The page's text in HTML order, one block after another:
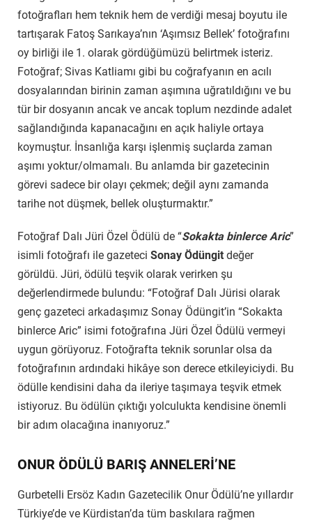
fotoğrafları hem teknik hem de verdiği mesaj boyutu ile
tartışarak Fatoş Sarıkaya’nın ‘Aşımsız Bellek’ fotoğrafını
oy birliği ile 1. olarak gördüğümüzü belirtmek isteriz.
Fotoğraf; Sivas Katliamı gibi bu coğrafyanın en acılı
dosyalarından birinin zaman aşımına uğratıldığını ve bu
tür bir dosyanın ancak ve ancak toplum nezdinde adalet
sağlandığında kapanacağını en açık haliyle ortaya
koymuştur. İnsanlığa karşı işlenmiş suçlarda zaman
aşımı yoktur/olmamalı. Bu anlamda bir gazetecinin
görevi sadece bir olayı çekmek; değil aynı zamanda
tarihe not düşmek, bellek oluşturmaktır.”
Fotoğraf Dalı Jüri Özel Ödülü de “Sokakta binlerce Aric”
isimli fotoğrafı ile gazeteci Sonay Ödüngit değer
görüldü. Jüri, ödülü teşvik olarak verirken şu
değerlendirmede bulundu: “Fotoğraf Dalı Jürisi olarak
genç gazeteci arkadaşımız Sonay Ödüngit’in “Sokakta
binlerce Aric” isimi fotoğrafına Jüri Özel Ödülü vermeyi
uygun görüyoruz. Fotoğrafta teknik sorunlar olsa da
fotoğrafının ardındaki hikâye son derece etkileyiciydi. Bu
ödülle kendisini daha da ileriye taşımaya teşvik etmek
istiyoruz. Bu ödülün çıktığı yolculukta kendisine önemli
bir adım olacağına inanıyoruz.”
ONUR ÖDÜLÜ BARIŞ ANNELERİ’NE
Gurbetelli Ersöz Kadın Gazetecilik Onur Ödülü’ne yıllardır
Türkiye’de ve Kürdistan’da tüm baskılara rağmen